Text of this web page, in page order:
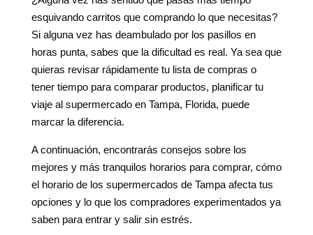
esquivando carritos que comprando lo que necesitas?
Si alguna vez has deambulado por los pasillos en
horas punta, sabes que la dificultad es real. Ya sea que
quieras revisar rápidamente tu lista de compras o
tener tiempo para comparar productos, planificar tu
viaje al supermercado en Tampa, Florida, puede
marcar la diferencia.
A continuación, encontrarás consejos sobre los
mejores y más tranquilos horarios para comprar, cómo
el horario de los supermercados de Tampa afecta tus
opciones y lo que los compradores experimentados ya
saben para entrar y salir sin estrés.